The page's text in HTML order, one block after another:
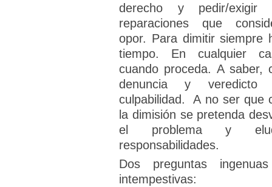
derecho y pedir/exigir
reparaciones que
opor. Para dimitir siempre
tiempo. En cualquier
cuando proceda. A saber,
denuncia y veredicto
culpabilidad. A no ser que
la dimisión se pretenda
el problema y
responsabilidades.
Dos preguntas
intempestivas: